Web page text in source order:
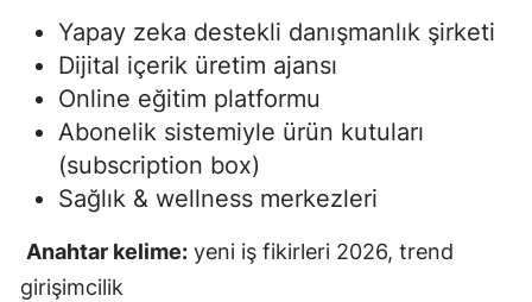
Yapay zeka destekli danışmanlık şirketi
Dijital içerik üretim ajansı
Online eğitim platformu
Abonelik sistemiyle ürün kutuları
(subscription box)
Sağlık & wellness merkezleri
Anahtar kelime: yeni iş fikirleri 2026, trend
girişimcilik